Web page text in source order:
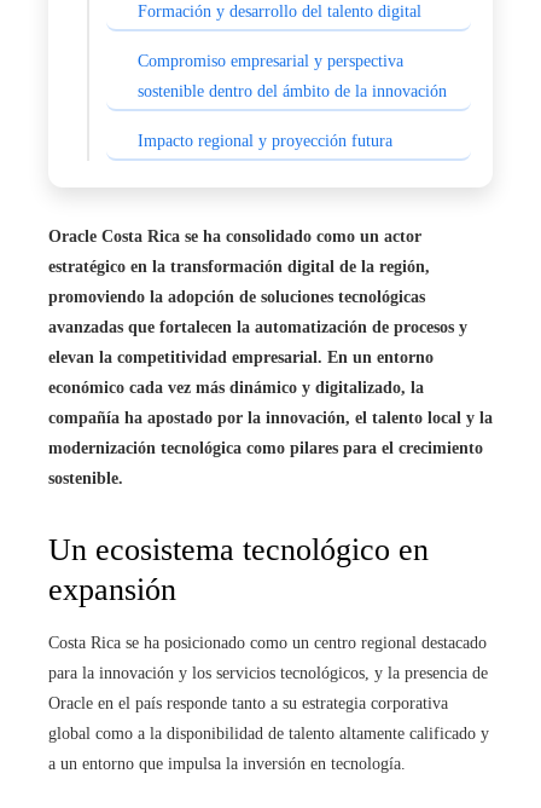
Formación y desarrollo del talento digital
Compromiso empresarial y perspectiva
sostenible dentro del ámbito de la innovación
Impacto regional y proyección futura
Oracle Costa Rica se ha consolidado como un actor
estratégico en la transformación digital de la región,
promoviendo la adopción de soluciones tecnológicas
avanzadas que fortalecen la automatización de procesos y
elevan la competitividad empresarial. En un entorno
económico cada vez más dinámico y digitalizado, la
compañía ha apostado por la innovación, el talento local y la
modernización tecnológica como pilares para el crecimiento
sostenible.
Un ecosistema tecnológico en
expansión
Costa Rica se ha posicionado como un centro regional destacado
para la innovación y los servicios tecnológicos, y la presencia de
Oracle en el país responde tanto a su estrategia corporativa
global como a la disponibilidad de talento altamente calificado y
a un entorno que impulsa la inversión en tecnología.